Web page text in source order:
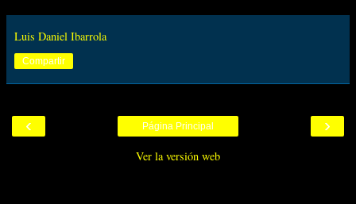
Luis Daniel Ibarrola
Compartir
‹ ›
Página Principal
Ver la versión web